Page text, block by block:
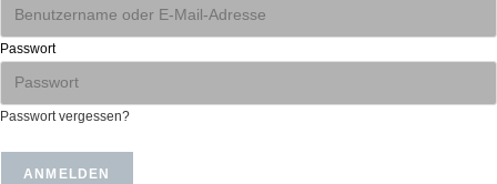
Passwort
Passwort vergessen?